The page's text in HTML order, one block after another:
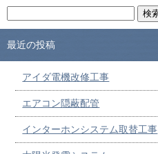
最近の投稿
アイダ電機改修工事
エアコン隠蔽配管
インターホンシステム取替工事